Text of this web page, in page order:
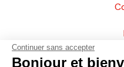
Vendez
Continuer sans accepter
Bonjour et